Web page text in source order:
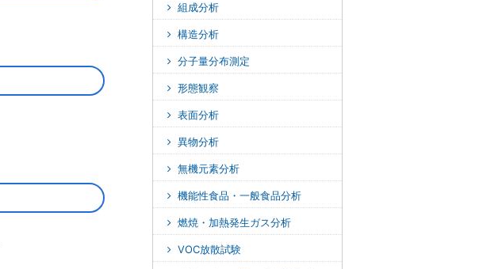
組成分析
構造分析
分子量分布測定
形態観察
表面分析
異物分析
無機元素分析
機能性食品・一般食品分析
燃焼・加熱発生ガス分析
VOC放散試験